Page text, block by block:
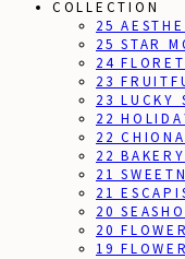
COLLECTION
25
25 STAR
24
23
23 LUCKY
22
22
22 BAKERY
21
21
20
20 FLOWER
19 FLOWER